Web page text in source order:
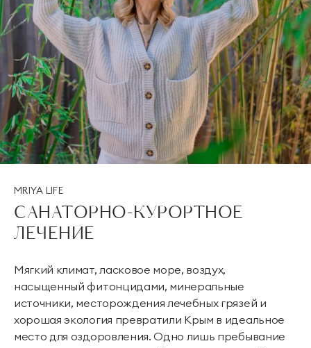
MRIYA LIFE
САНАТОРНО-КУРОРТНОЕ
ЛЕЧЕНИЕ
Мягкий климат, ласковое море, воздух,
насыщенный фитонцидами, минеральные
источники, месторождения лечебных грязей и
хорошая экология превратили Крым в идеальное
место для оздоровления. Одно лишь пребывание